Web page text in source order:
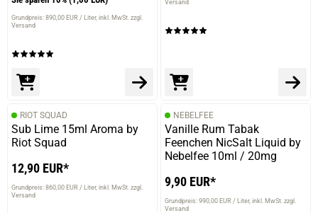
Grundpreis: 890,00 EUR / Liter inkl. MwSt. zzgl.
Versand
Versand
RIOT SQUAD
Sub Lime 15ml Aroma by
Riot Squad
12,90 EUR*
Grundpreis: 860,00 EUR / Liter inkl. MwSt. zzgl.
Versand
NEBELFEE
Vanille Rum Tabak
Feenchen NicSalt Liquid by
Nebelfee 10ml / 20mg
9,90 EUR*
Grundpreis: 990,00 EUR / Liter inkl. MwSt. zzgl.
Versand